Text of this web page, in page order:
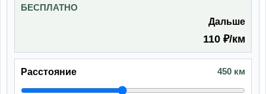
БЕСПЛАТНО
Дальше
110 ₽/км
Расстояние 450 км